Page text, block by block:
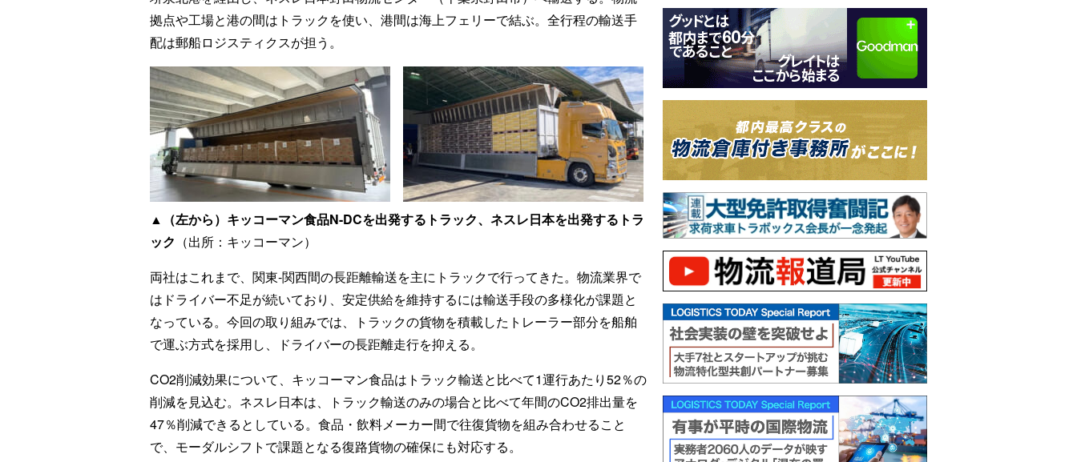
拠点や工場と港の間はトラックを使い、港間は海上フェリーで結ぶ。全行程の輸送手
配は郵船ロジスティクスが担う。
▲（左から）キッコーマン食品N-DCを出発するトラック、ネスレ日本を出発するトラ
ック （出所：キッコーマン）
両社はこれまで、関東-関西間の長距離輸送を主にトラックで行ってきた。物流業界で
はドライバー不足が続いており、安定供給を維持するには輸送手段の多様化が課題と
なっている。今回の取り組みでは、トラックの貨物を積載したトレーラー部分を船舶
で運ぶ方式を採用し、ドライバーの長距離走行を抑える。
CO2削減効果について、キッコーマン食品はトラック輸送と比べて1運行あたり52％の
削減を見込む。ネスレ日本は、トラック輸送のみの場合と比べて年間のCO2排出量を
47％削減できるとしている。食品・飲料メーカー間で往復貨物を組み合わせること
で、モーダルシフトで課題となる復路貨物の確保にも対応する。